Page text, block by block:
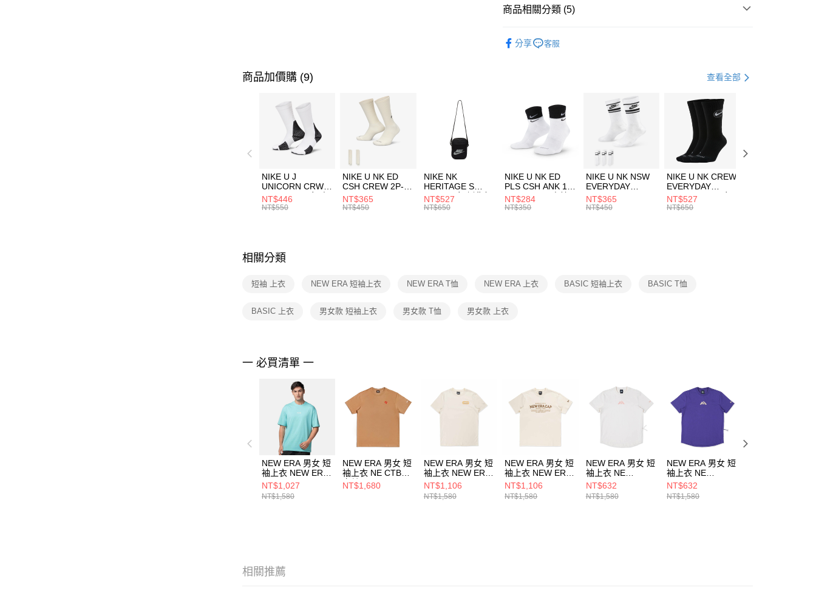
聯邦商業銀行
台新國際商業銀行
【關於「AFTEE先享後付」】
３．安心：先確認商品／服務後，再付款。
【「AFTEE先享後付」結帳流程】
１．於結帳方式選擇「AFTEE先享後付」後，將跳轉至「AFTEE先享後
付」結帳頁面，進行簡訊認證並確認金額後，即可完成結帳。
２．訂單成立數日內，您將收到繳費通知簡訊。
３．收到繳費通知簡訊後14天內，點擊此簡訊中的連結，可透過四大超商
／ATM／網路銀行／等多元方式進行付款，方視為交易完成。
※ 請注意：結帳手續完成當下不需立刻繳費，但若您需要取消訂單，請聯
絡購買商品的店家。未經商家同意取消之訂單仍視為有效，需透過AFTEE
先享後付繳納相關費用。
交易，需依本服務之必要範圍內提供個人資料，並將交易相關給付款項請
２．關於個人資料處理事宜，請瀏覽以下網址：
結果請求用戶進行身份認證。
５．嚴禁一人註冊多個帳號或使用他人資訊註冊。若發現惡意使用之情
形，恩沛科技股份有限公司將有權停止該用戶之使用額度並採取法律行
每筆NT$100，滿NT$1,500(含以上)免運費
每筆NT$100，滿NT$1,500(含以上)免運費
付款後門市自取
每筆NT$100，滿NT$1,500(含以上)免運費
商品相關分類 (5)
促銷活動 清爽穿搭｜短袖上衣4折起
分享 客服
商品加價購 (9) 查看全部
NIKE U J
UNICORN CRW
1PR -160 男女 中
統襪 FZ3393100
NT$446
NT$550
NIKE U NK ED
CSH CREW 2P-
144 EMBRDY 男
女 短統襪
NT$365
NT$450
NIKE NK
HERITAGE S
SMIT 男女 側背包
BA5871010
NT$527
NT$650
NIKE U NK ED
PLS CSH ANK 1P
144 DBL 男 中統
襪 DH4058104
NT$284
NT$350
NIKE U NK NSW
EVERYDAY
ESSENTIAL CR
男女 短統襪
NT$365
NT$450
NIKE U NK CREW
EVERYDAY
BBALL 3PR 男女
長統襪
NT$527
NT$650
相關分類
短袖 上衣 NEW ERA 短袖上衣 NEW ERA T恤 NEW ERA 上衣 BASIC 短袖上衣 BASIC T恤
BASIC 上衣 男女款 短袖上衣 男女款 T恤 男女款 上衣
一 必買清單 一
NEW ERA 男女 短
袖上衣 NEW ERA
BASIC NE
NE14499058
NT$1,027
NT$1,580
NEW ERA 男女 短
袖上衣 NE CTBA
卡其 NE14517775
NT$1,680
NEW ERA 男女 短
袖上衣 NEW ERA
CAP COMPANY
NE 白
NE14500086
NT$1,106
NT$1,580
NEW ERA 男女 短
袖上衣 NEW ERA
HERITAGE
GRAPHIC NE 白
NE14500095
NT$1,106
NT$1,580
NEW ERA 男女 短
袖上衣 NE
MOUNTAIN
LOGO NEW ERA
NE14148867
NT$632
NT$1,580
NEW ERA 男女 短
袖上衣 NE
MOUNTAIN
LOGO NEW ERA
NE14148866
NT$632
NT$1,580
相關推薦